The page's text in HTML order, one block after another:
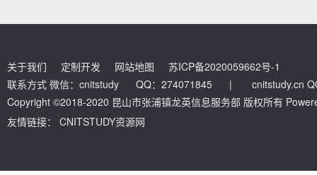
关于我们 定制开发 网站地图
苏ICP备2020059662号-1
联系方式 微信：cnitstudy QQ：274071845
|
cnitstudy.cn
Copyright ©2018-2020 昆山市张浦镇龙英信息服务部 版权所有
友情链接：
CNITSTUDY资源网